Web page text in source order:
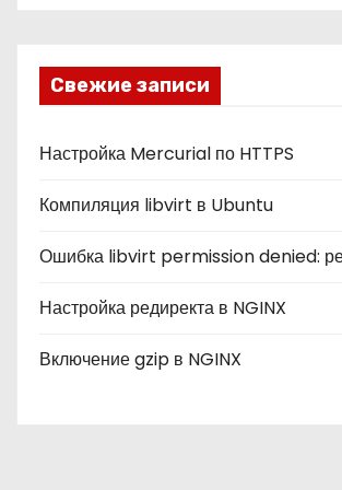
к
и
Свежие записи
Настройка Mercurial по HTTPS
Компиляция libvirt в Ubuntu
Ошибка libvirt permission denied:
Настройка редиректа в NGINX
Включение gzip в NGINX